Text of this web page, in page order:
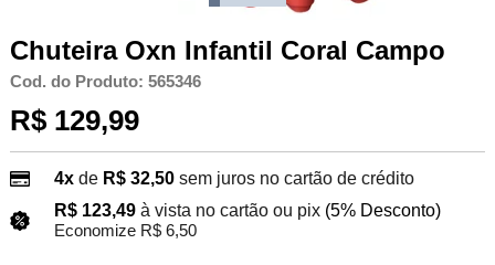
Chuteira Oxn Infantil Coral Campo
Cod. do Produto: 565346
R$ 129,99
4xde R$ 32,50 sem juros no cartão de crédito
R$ 123,49 à vista no cartão ou pix (5% Desconto)
Economize R$ 6,50